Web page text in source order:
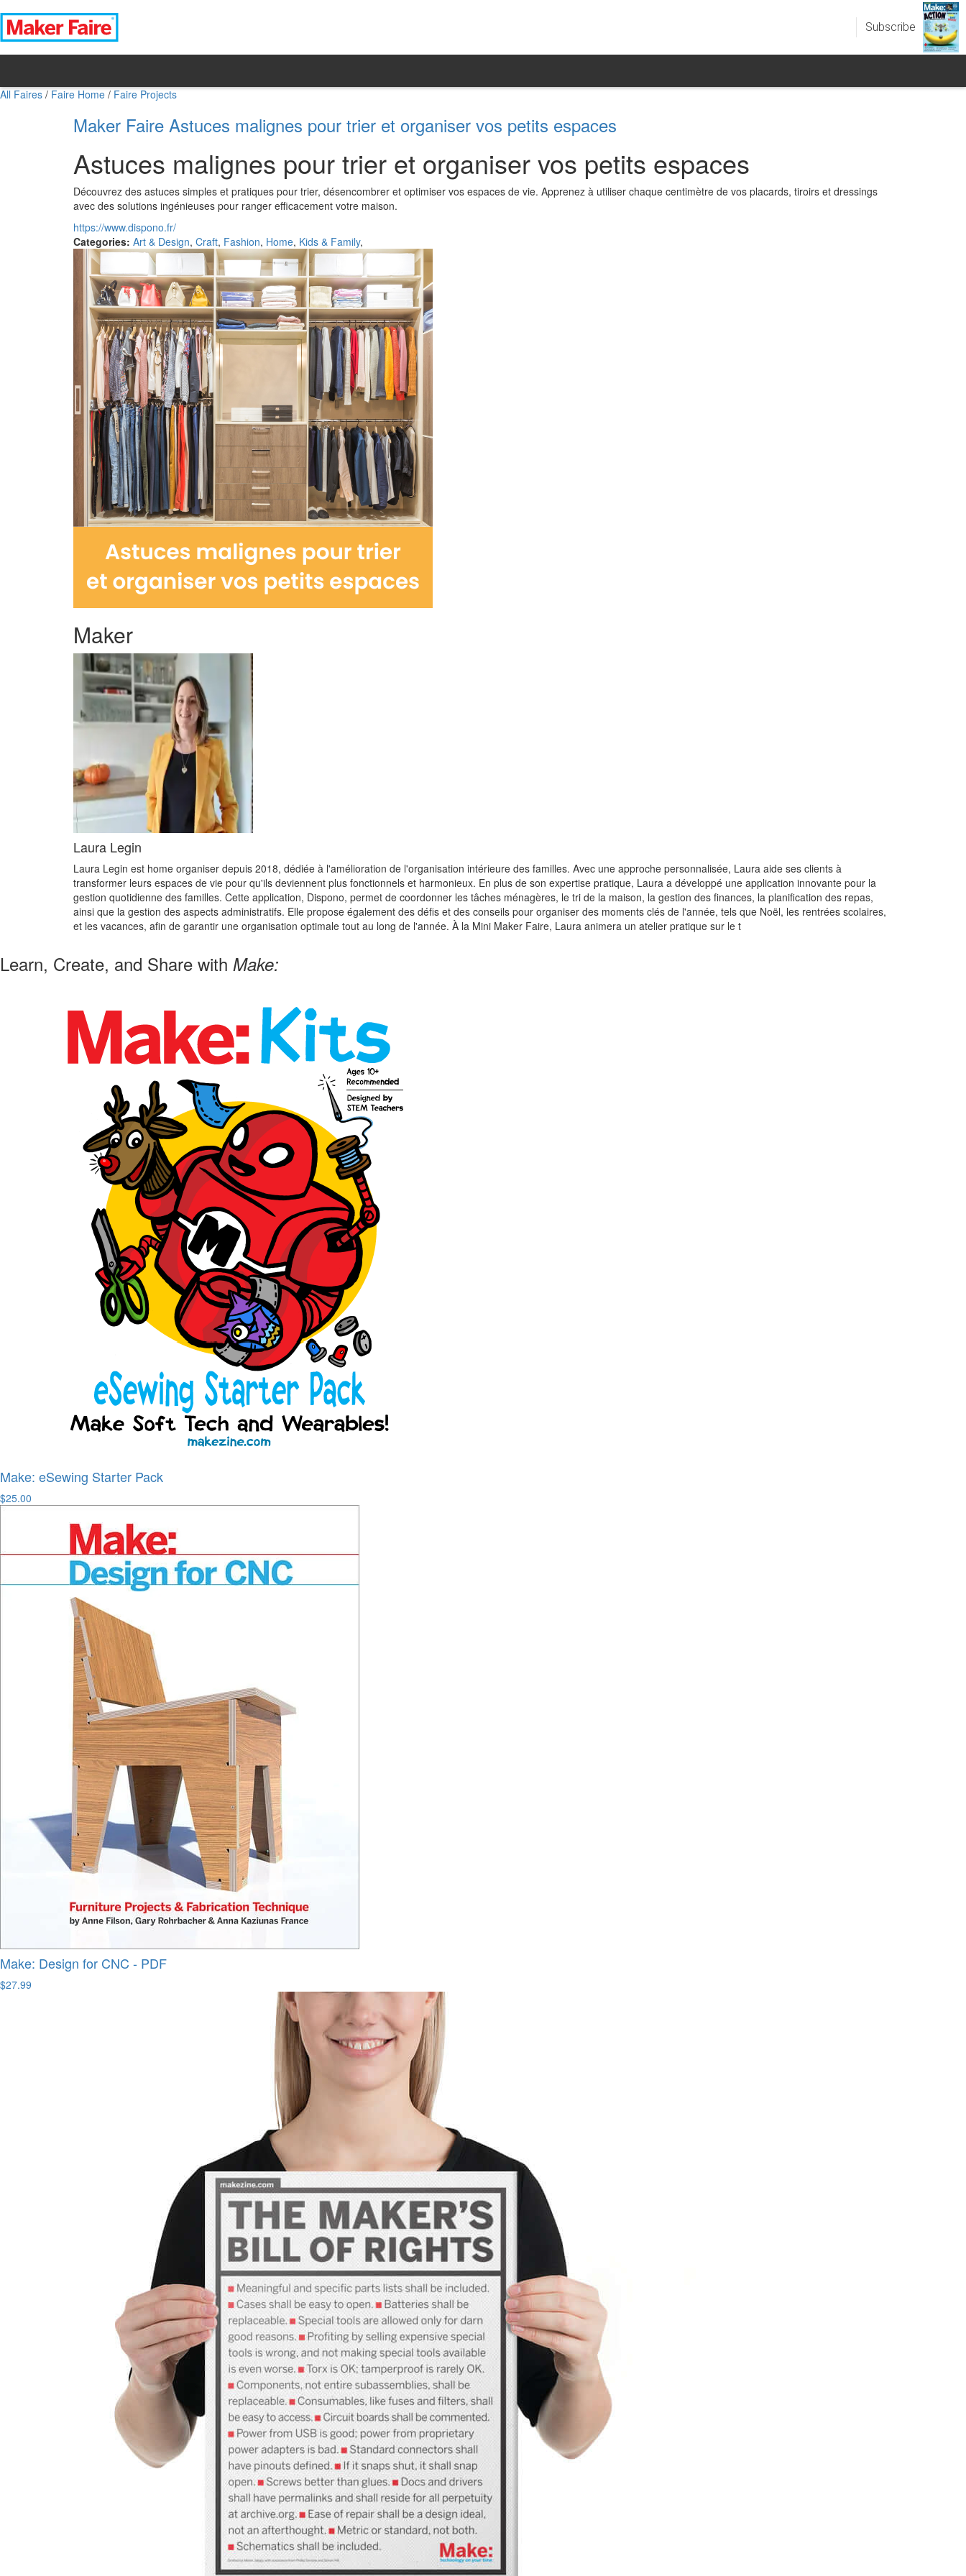
Subscribe
All Faires / Faire Home / Faire Projects
Maker Faire Astuces malignes pour trier et organiser vos petits espaces
Astuces malignes pour trier et organiser vos petits espaces
Découvrez des astuces simples et pratiques pour trier, désencombrer et optimiser vos espaces de vie. Apprenez à utiliser chaque centimètre de vos placards, tiroirs et dressings
avec des solutions ingénieuses pour ranger efficacement votre maison.
https://www.dispono.fr/
Categories: Art & Design, Craft, Fashion, Home, Kids & Family,
Maker
Laura Legin
Laura Legin est home organiser depuis 2018, dédiée à l'amélioration de l'organisation intérieure des familles. Avec une approche personnalisée, Laura aide ses clients à
transformer leurs espaces de vie pour qu'ils deviennent plus fonctionnels et harmonieux. En plus de son expertise pratique, Laura a développé une application innovante pour la
gestion quotidienne des familles. Cette application, Dispono, permet de coordonner les tâches ménagères, le tri de la maison, la gestion des finances, la planification des repas,
ainsi que la gestion des aspects administratifs. Elle propose également des défis et des conseils pour organiser des moments clés de l'année, tels que Noël, les rentrées scolaires,
et les vacances, afin de garantir une organisation optimale tout au long de l'année. À la Mini Maker Faire, Laura animera un atelier pratique sur le t
Learn, Create, and Share with Make:
Make: eSewing Starter Pack
$25.00
Make: Design for CNC - PDF
$27.99